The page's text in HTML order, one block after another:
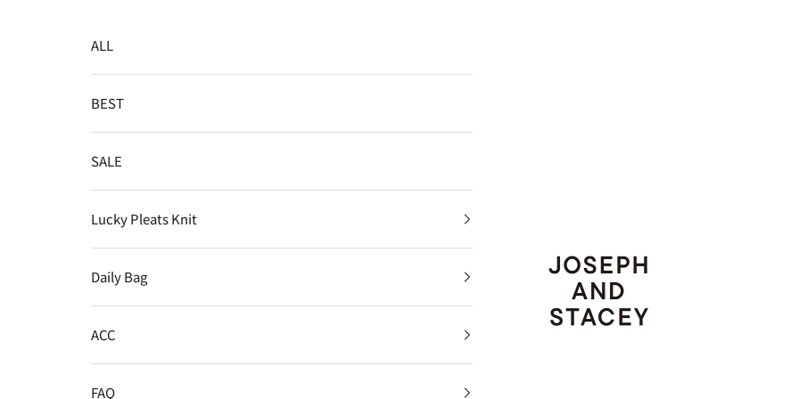
JOSEPH AND STACEY JAPAN
ALL
BEST
SALE
Lucky Pleats Knit
Daily Bag
ACC
FAQ